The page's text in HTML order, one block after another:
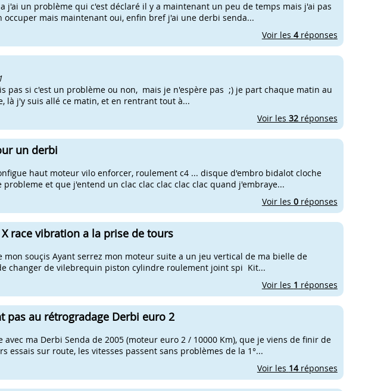
j'ai un problème qui c'est déclaré il y a maintenant un peu de temps mais j'ai pas
occuper mais maintenant oui, enfin bref j'ai une derbi senda...
Voir les 4réponses
pas si c'est un problème ou non, mais je n'espère pas ;) je part chaque matin au
là j'y suis allé ce matin, et en rentrant tout à...
Voir les 32réponses
un derbi
haut moteur vilo enforcer, roulement c4 ... disque d'embro bidalot cloche
probleme et que j'entend un clac clac clac clac clac quand j'embraye...
Voir les 0réponses
race vibration a la prise de tours
mon souçis Ayant serrez mon moteur suite a un jeu vertical de ma bielle de
changer de vilebrequin piston cylindre roulement joint spi Kit...
Voir les 1 réponses
pas au rétrogradage Derbi euro 2
avec ma Derbi Senda de 2005 (moteur euro 2 / 10000 Km), que je viens de finir de
essais sur route, les vitesses passent sans problèmes de la 1°...
Voir les 14réponses